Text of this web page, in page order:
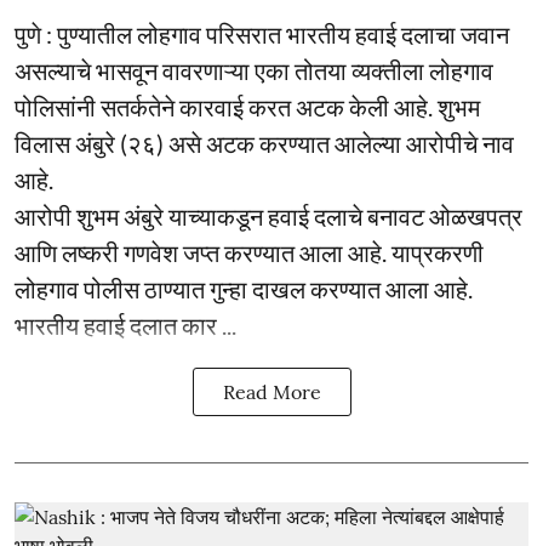
पुणे : पुण्यातील लोहगाव परिसरात भारतीय हवाई दलाचा जवान
असल्याचे भासवून वावरणाऱ्या एका तोतया व्यक्तीला लोहगाव
पोलिसांनी सतर्कतेने कारवाई करत अटक केली आहे. शुभम
विलास अंबुरे (२६) असे अटक करण्यात आलेल्या आरोपीचे नाव
आहे.
आरोपी शुभम अंबुरे याच्याकडून हवाई दलाचे बनावट ओळखपत्र
आणि लष्करी गणवेश जप्त करण्यात आला आहे. याप्रकरणी
लोहगाव पोलीस ठाण्यात गुन्हा दाखल करण्यात आला आहे.
भारतीय हवाई दलात कार ...
Read More